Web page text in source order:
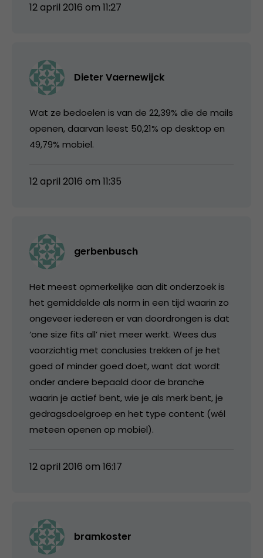
12 april 2016 om 11:27
Dieter Vaernewijck
Wat ze bedoelen is van de 22,39% die de mails
openen, daarvan leest 50,21% op desktop en
49,79% mobiel.
12 april 2016 om 11:35
gerbenbusch
Het meest opmerkelijke aan dit onderzoek is
het gemiddelde als norm in een tijd waarin zo
ongeveer iedereen er van doordrongen is dat
‘one size fits all’ niet meer werkt. Wees dus
voorzichtig met conclusies trekken of je het
goed of minder goed doet, want dat wordt
onder andere bepaald door de branche
waarin je actief bent, wie je als merk bent, je
gedragsdoelgroep en het type content (wél
meteen openen op mobiel).
12 april 2016 om 16:17
bramkoster